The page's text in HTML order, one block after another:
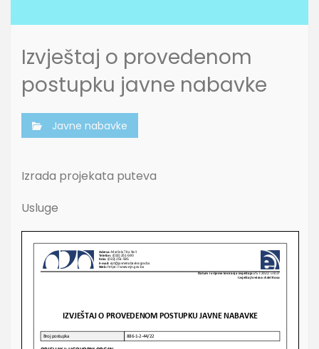
Izvještaj o provedenom
postupku javne nabavke
Javne nabavke
Izrada projekata puteva
Usluge